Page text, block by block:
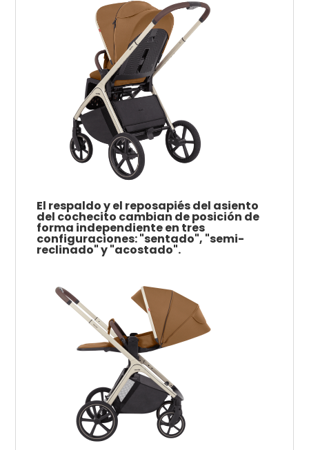
El respaldo y el reposapiés del asiento
del cochecito cambian de posición de
forma independiente en tres
configuraciones: "sentado", "semi-
reclinado" y "acostado".